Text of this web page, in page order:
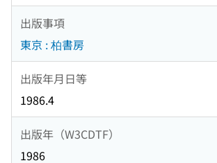
出版事項
東京 : 柏書房
出版年月日等
1986.4
出版年（W3CDTF）
1986